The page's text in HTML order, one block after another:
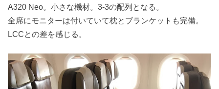
A320 Neo。小さな機材。3-3の配列となる。
全席にモニターは付いていて枕とブランケットも完備。
LCCとの差を感じる。